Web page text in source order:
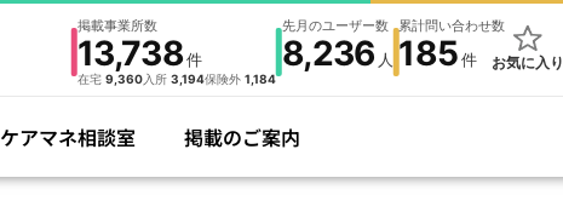
掲載事業所数
13,738件
在宅 9,360入所 3,194保険外 1,184
先月のユーザー数
8,236 人
累計問い合わせ数
185件 お気に入り
ケアマネ相談室 掲載のご案内